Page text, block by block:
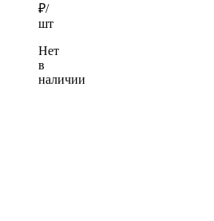
₽/
шт
Нет
в
наличии